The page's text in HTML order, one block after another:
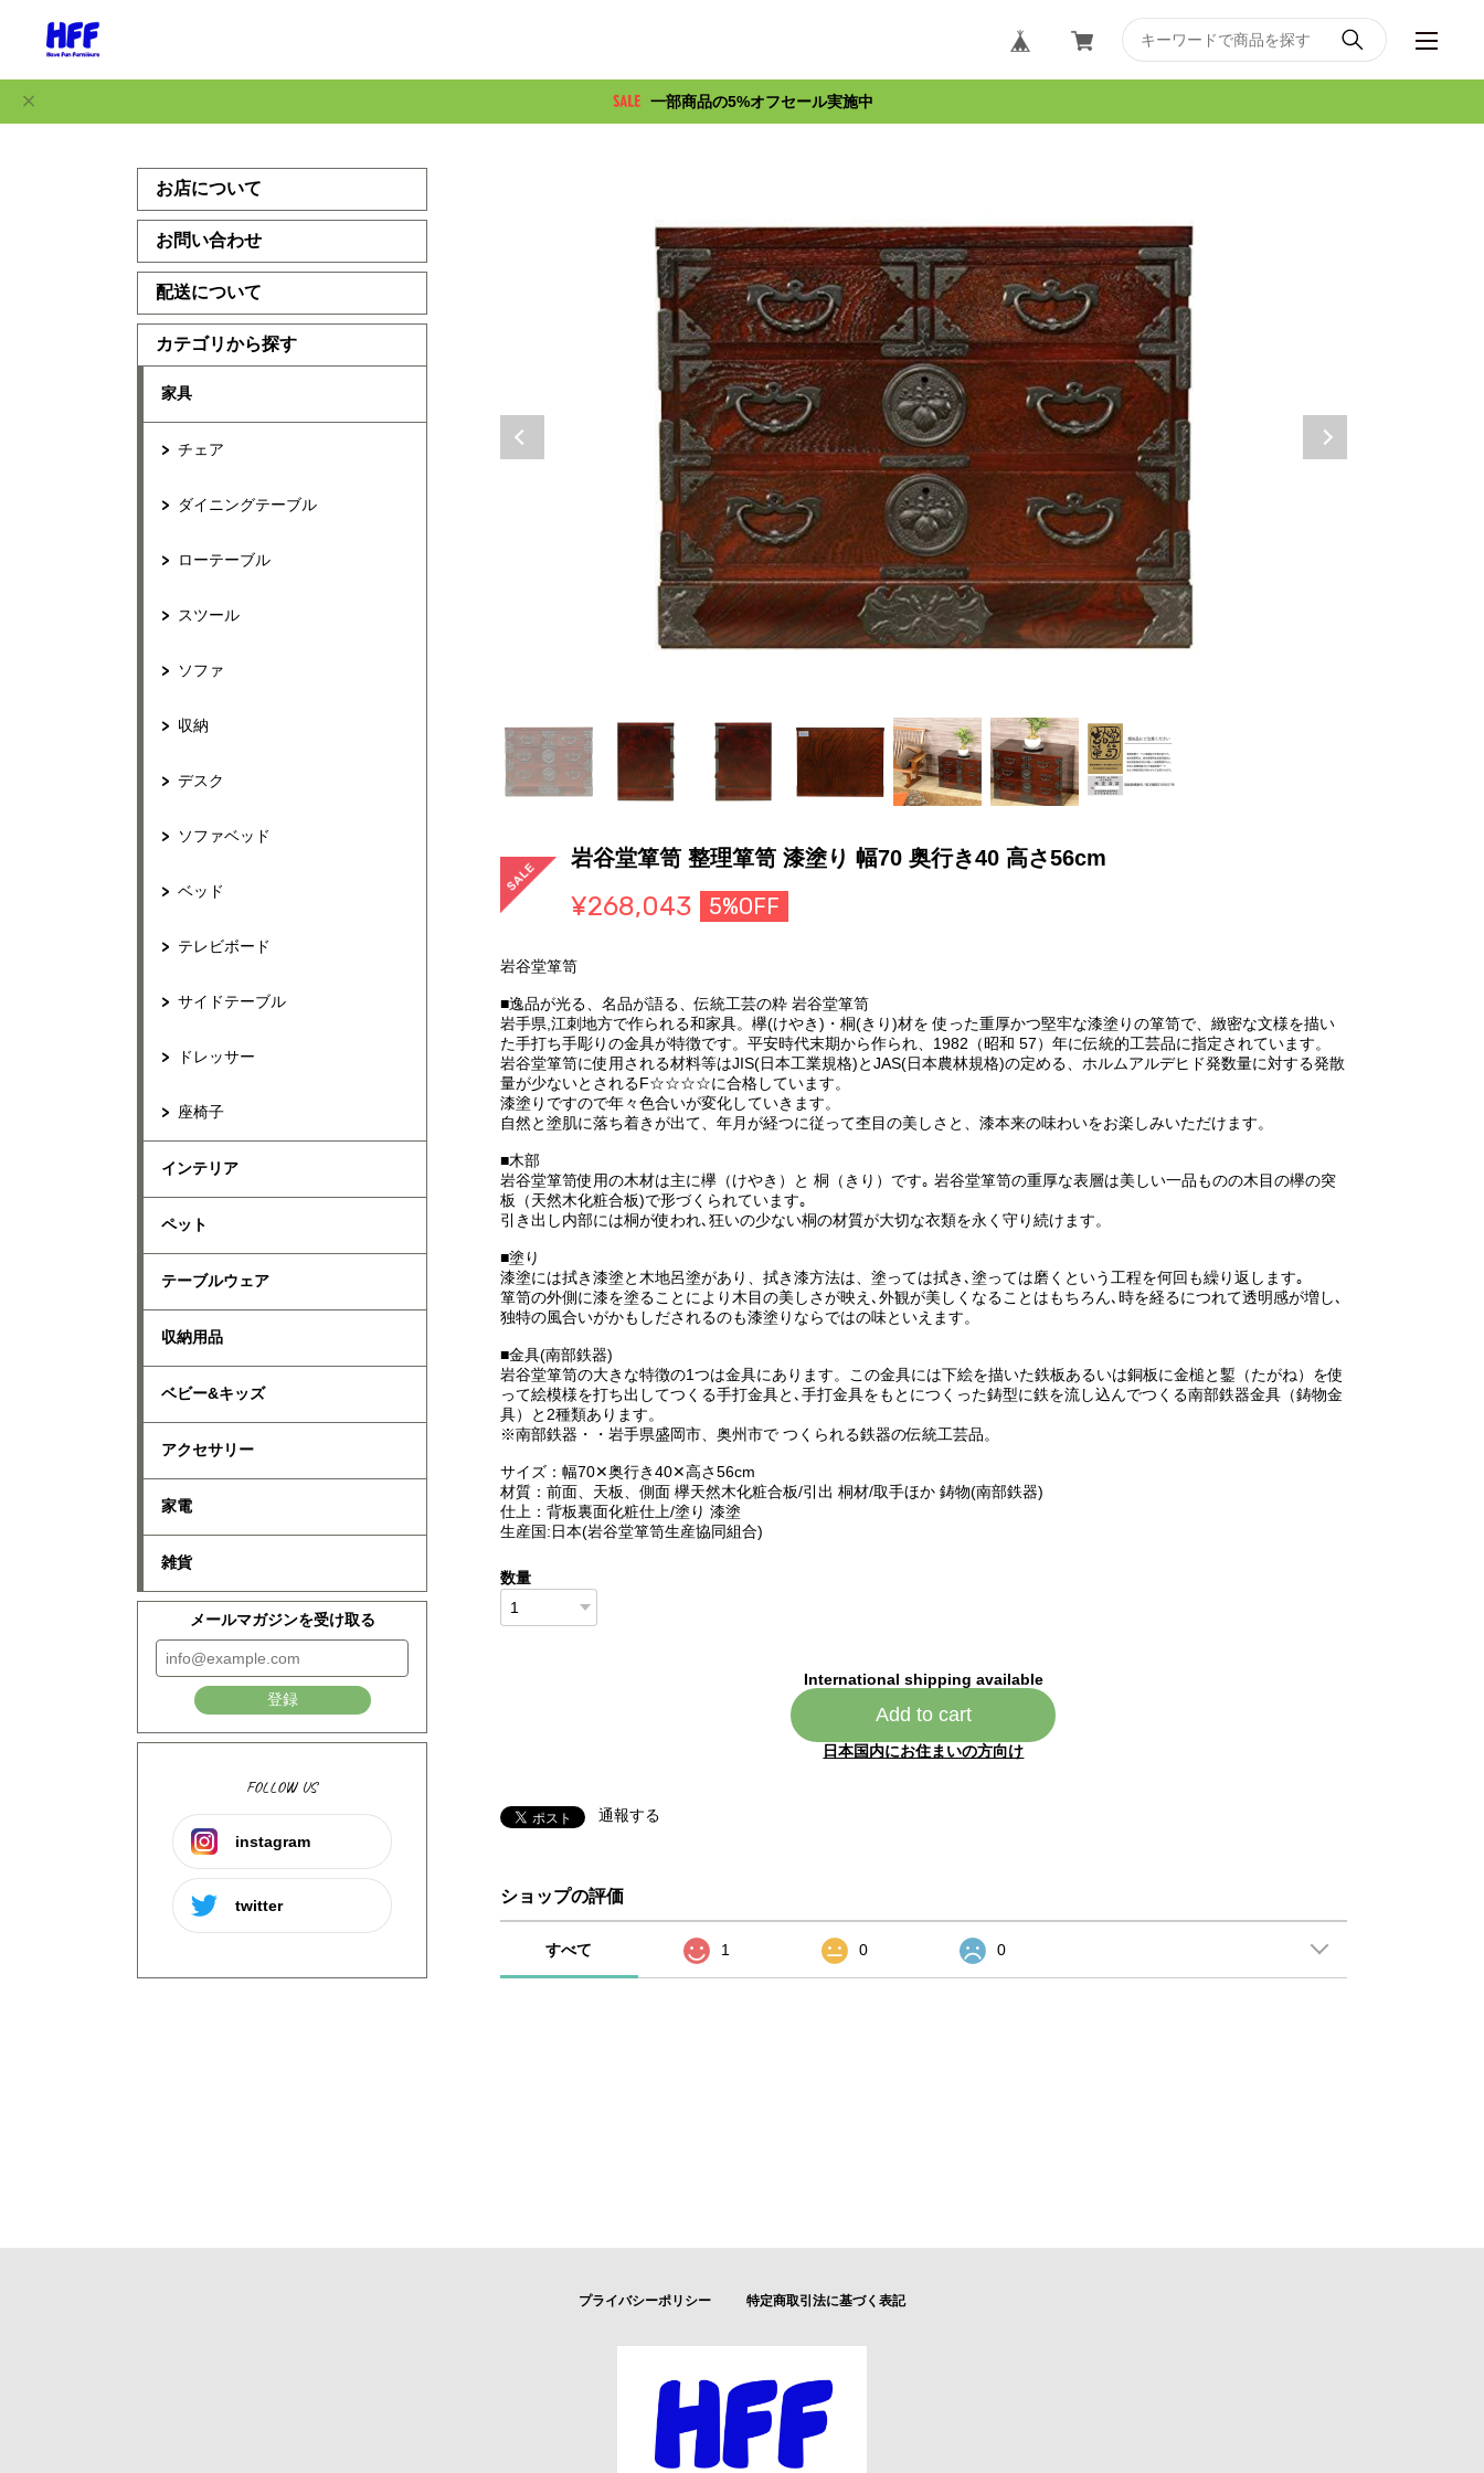
一部商品の5%オフセール実施中
お店について
お問い合わせ
配送について
カテゴリから探す
家具
チェア
ダイニングテーブル
ローテーブル
スツール
ソファ
収納
デスク
ソファベッド
ベッド
テレビボード
サイドテーブル
ドレッサー
座椅子
インテリア
ペット
テーブルウェア
収納用品
ベビー&キッズ
アクセサリー
家電
雑貨
メールマガジンを受け取る
登録
FOLLOW US
instagram
twitter
岩谷堂箪笥 整理箪笥 漆塗り 幅70 奥行き40 高さ56cm
¥268,043 5%OFF
岩谷堂箪笥
■逸品が光る、名品が語る、伝統工芸の粋 岩谷堂箪笥
岩手県,江刺地方で作られる和家具。欅(けやき)・桐(きり)材を 使った重厚かつ堅牢な漆塗りの箪笥で、緻密な文様を描い
た手打ち手彫りの金具が特徴です。平安時代末期から作られ、1982（昭和 57）年に伝統的工芸品に指定されています。
岩谷堂箪笥に使用される材料等はJIS(日本工業規格)とJAS(日本農林規格)の定める、ホルムアルデヒド発数量に対する発散
量が少ないとされるF☆☆☆☆に合格しています。
漆塗りですので年々色合いが変化していきます。
自然と塗肌に落ち着きが出て、年月が経つに従って杢目の美しさと、漆本来の味わいをお楽しみいただけます。
■木部
岩谷堂箪笥使用の木材は主に欅（けやき）と 桐（きり）です｡ 岩谷堂箪笥の重厚な表層は美しい一品ものの木目の欅の突
板（天然木化粧合板)で形づくられています｡
引き出し内部には桐が使われ､狂いの少ない桐の材質が大切な衣類を永く守り続けます。
■塗り
漆塗には拭き漆塗と木地呂塗があり、拭き漆方法は、塗っては拭き､塗っては磨くという工程を何回も繰り返します｡
箪笥の外側に漆を塗ることにより木目の美しさが映え､外観が美しくなることはもちろん､時を経るにつれて透明感が増し､
独特の風合いがかもしだされるのも漆塗りならではの味といえます。
■金具(南部鉄器)
岩谷堂箪笥の大きな特徴の1つは金具にあります。この金具には下絵を描いた鉄板あるいは銅板に金槌と鏨（たがね）を使
って絵模様を打ち出してつくる手打金具と､手打金具をもとにつくった鋳型に鉄を流し込んでつくる南部鉄器金具（鋳物金
具）と2種類あります。
※南部鉄器・・岩手県盛岡市、奥州市で つくられる鉄器の伝統工芸品。
サイズ：幅70✕奥行き40✕高さ56cm
材質：前面、天板、側面 欅天然木化粧合板/引出 桐材/取手ほか 鋳物(南部鉄器)
仕上：背板裏面化粧仕上/塗り 漆塗
生産国:日本(岩谷堂箪笥生産協同組合)
数量
International shipping available
Add to cart
日本国内にお住まいの方向け
通報する
ショップの評価
すべて 1 0 0
プライバシーポリシー 特定商取引法に基づく表記